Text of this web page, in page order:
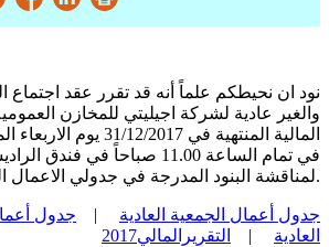
نود ان نحيطكم علماً أنه قد تقرر عقد اجتماع
والغير عادية لشركة اجيليتي للمخازن
في تمام الساعة 11.00 صباحاً في
لمناقشة البنود المدرجة في جدولي الاعمال المرفقين.
جدول أعمال الجمعية العادية |
جدول
العادية | التقريرالمالي2017